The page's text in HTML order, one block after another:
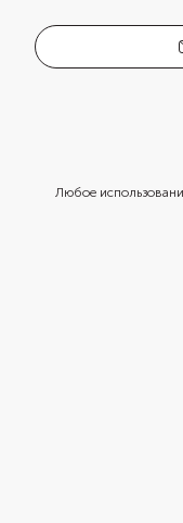
Любое